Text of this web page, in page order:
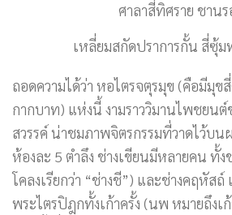
ศาลาสี่ทิศราย ชาน
เหลี่ยมสกัดปราการกั้น สี่ซุ้มท
ถอดความได้ว่า หอไตรจตุรมุข (คือมีมุ
กากบาท) แห่งนี้ งามราววิมานไพชยน
สวรรค์ น่าชมภาพจิตรกรรมที่วาดไว้บน
ห้องละ 5 ตำลึง ช่างเขียนมีหลายคน ทั้
โคลงเรียกว่า “ช่างชี”) และช่างคฤหัสถ์
พระไตรปิฎกทั้งเก้าครั้ง (นพ หมายถึงเ